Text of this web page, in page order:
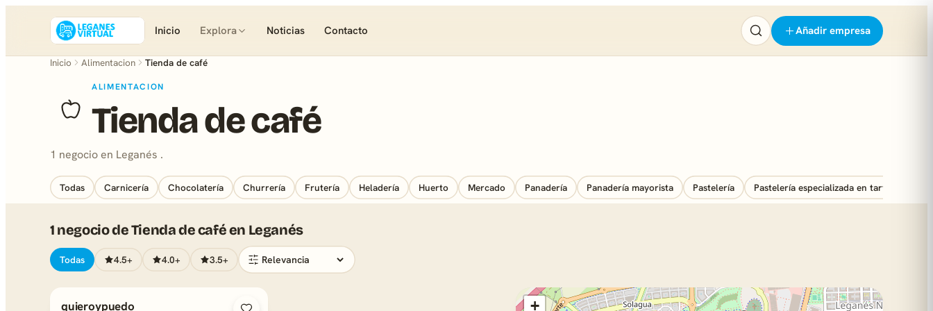
Inicio Explora Noticias Contacto Añadir empresa
Inicio Alimentacion Tienda de café
ALIMENTACION
Tienda de café
1 negocio en Leganés .
Todas Carnicería Chocolatería Churrería Frutería Heladería Huerto Mercado Panadería Panadería mayorista Pastelería Pastelería especializada en tartas
1 negocio de Tienda de café en Leganés
Todas 4.5+ 4.0+ 3.5+
quieroypuedo +